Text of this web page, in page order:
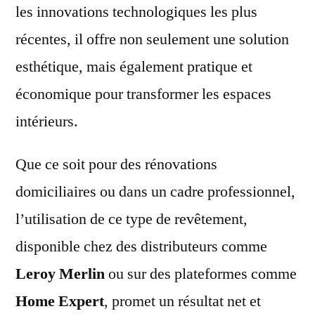
les innovations technologiques les plus
récentes, il offre non seulement une solution
esthétique, mais également pratique et
économique pour transformer les espaces
intérieurs.
Que ce soit pour des rénovations
domiciliaires ou dans un cadre professionnel,
l’utilisation de ce type de revêtement,
disponible chez des distributeurs comme
Leroy Merlinou sur des plateformes comme
Home Expert, promet un résultat net et